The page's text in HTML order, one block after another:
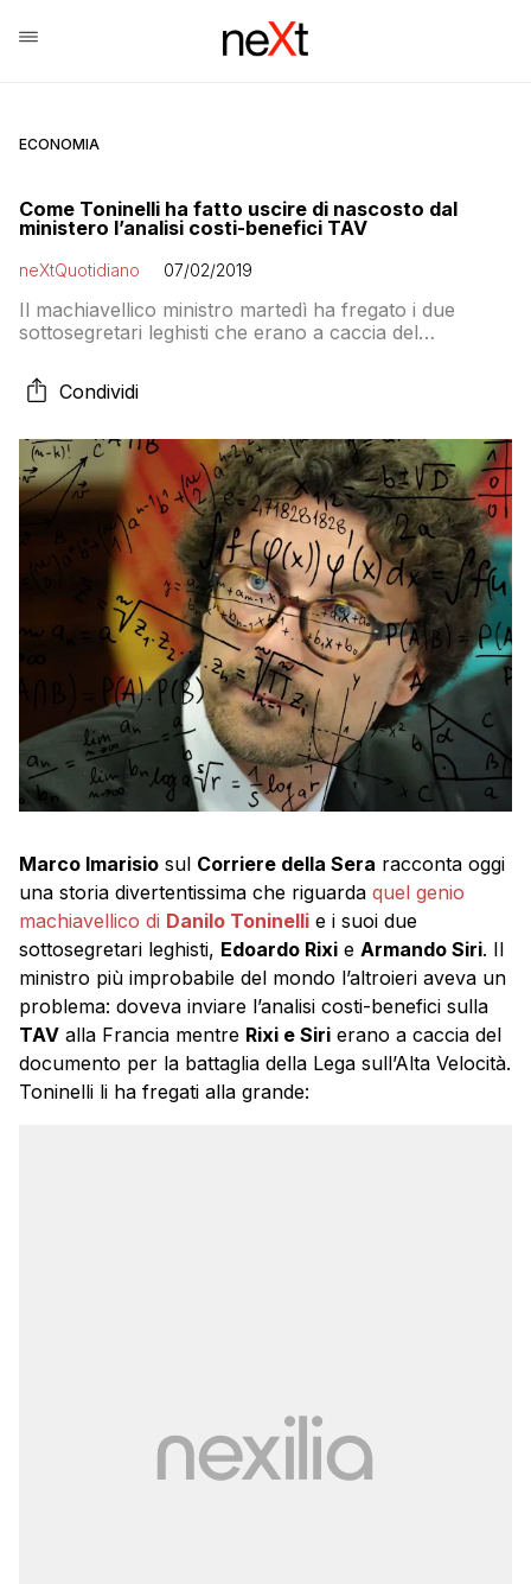
ECONOMIA
Come Toninelli ha fatto uscire di nascosto dal
ministero l’analisi costi-benefici TAV
neXtQuotidiano 07/02/2019
Il machiavellico ministro martedì ha fregato i due
sottosegretari leghisti che erano a caccia del
Condividi
Marco Imarisio sul Corriere della Sera racconta oggi
una storia divertentissima che riguarda quel genio
machiavellico di Danilo Toninelli e i suoi due
sottosegretari leghisti, Edoardo Rixi e Armando Siri. Il
ministro più improbabile del mondo l’altroieri aveva un
problema: doveva inviare l’analisi costi-benefici sulla
TAV alla Francia mentre Rixi e Siri erano a caccia del
documento per la battaglia della Lega sull’Alta Velocità.
Toninelli li ha fregati alla grande: